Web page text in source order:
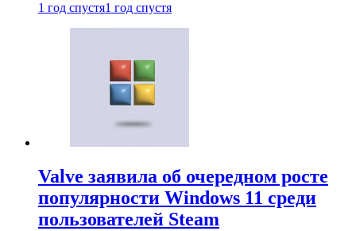
1 год спустя1 год спустя
Valve заявила об очередном росте
популярности Windows 11 среди
пользователей Steam